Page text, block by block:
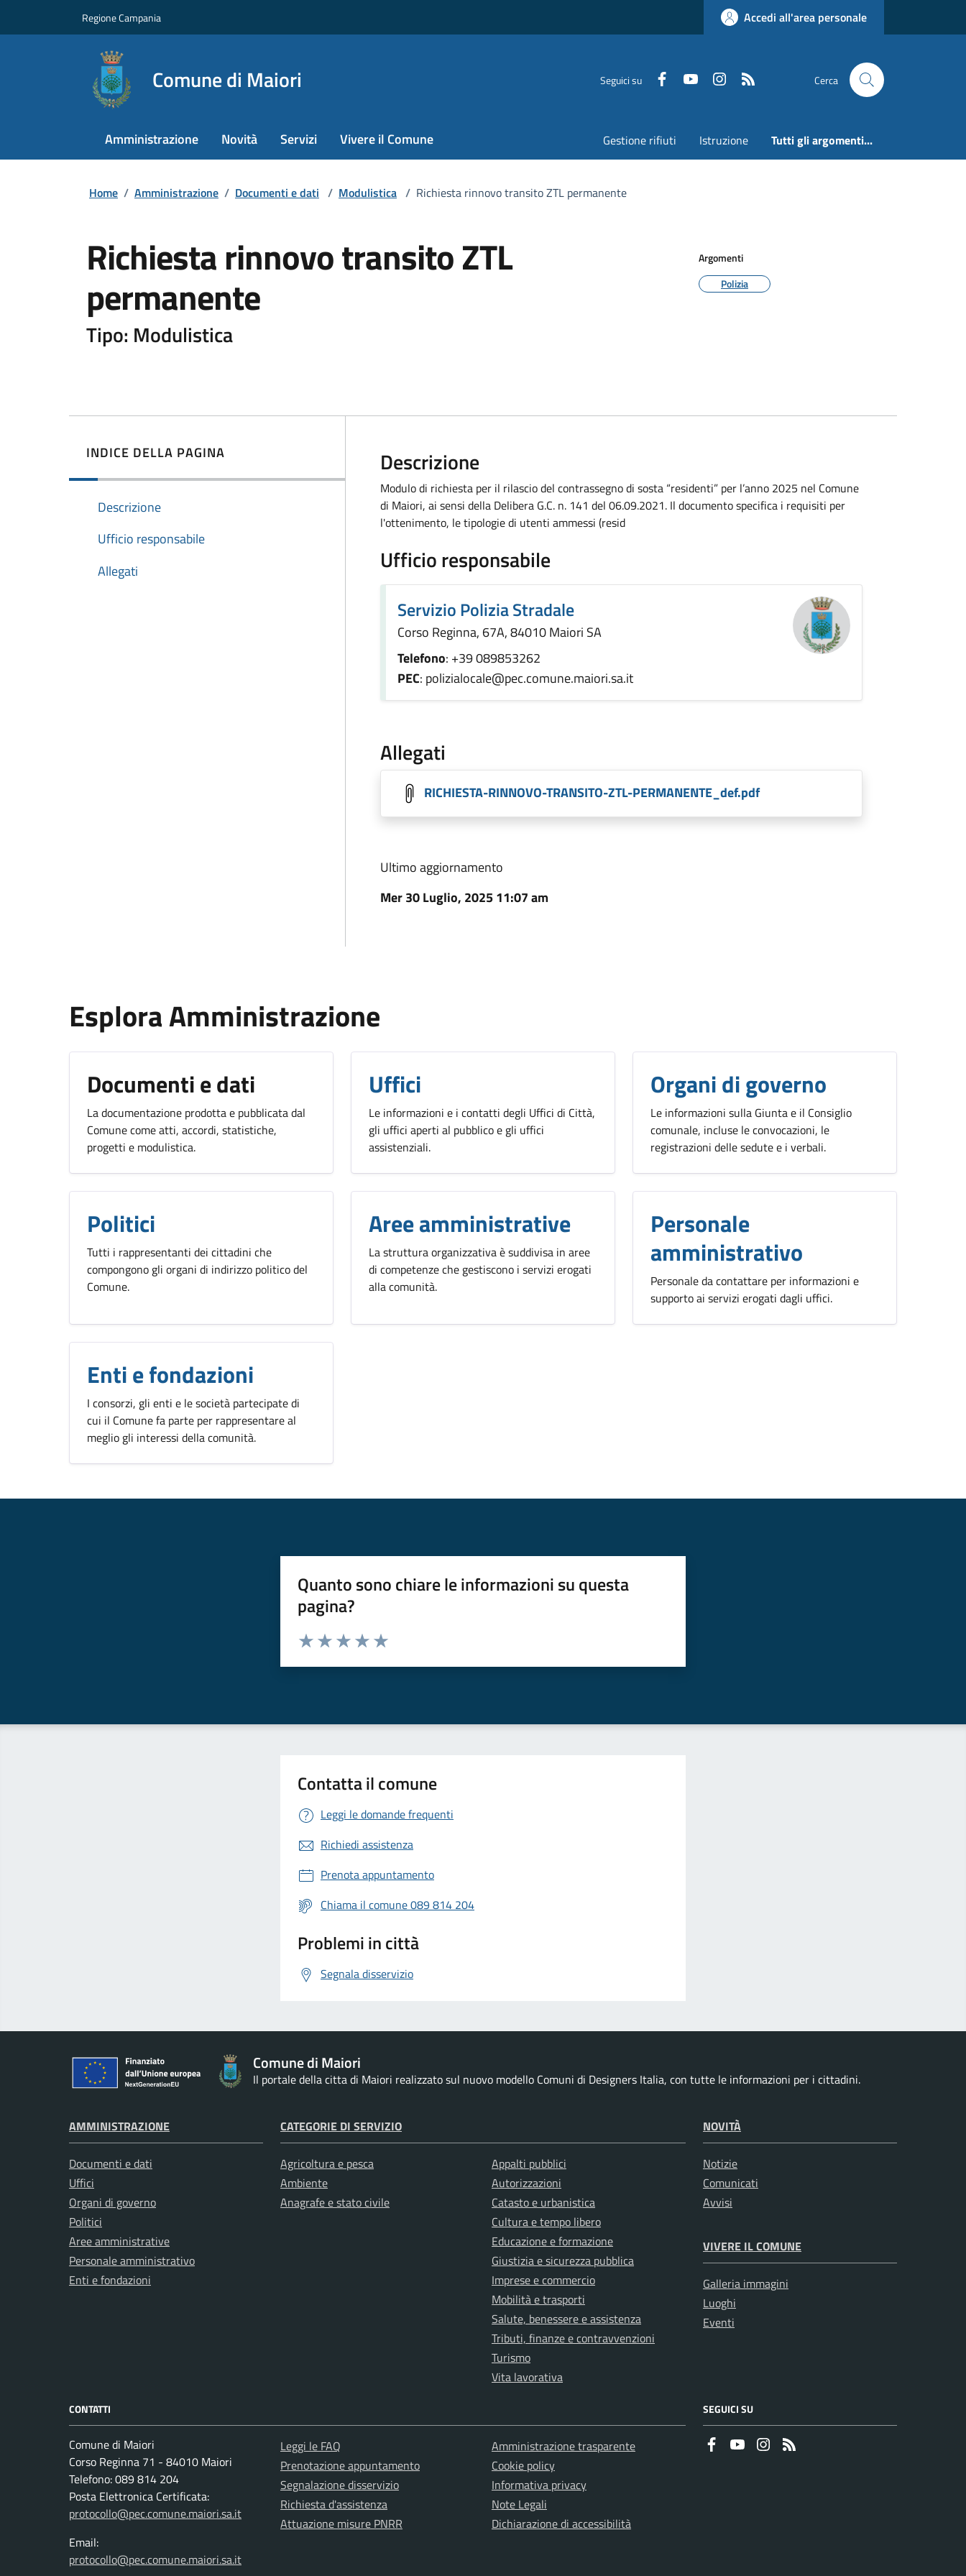
Regione Campania Accedi all'area personale
Comune di Maiori Seguici su FaceboookYoutubeInstagram Cerca
Amministrazione Novità Servizi Vivere il Comune Gestione rifiuti Istruzione Tutti gli argomenti...
Home / Amministrazione / Documenti e dati / Modulistica / Richiesta rinnovo transito ZTL permanente
Richiesta rinnovo transito ZTL
permanente
Tipo: Modulistica
Argomenti
Polizia
INDICE DELLA PAGINA
Descrizione
Ufficio responsabile
Allegati
Descrizione
Modulo di richiesta per il rilascio del contrassegno di sosta “residenti” per l’anno 2025 nel Comune
di Maiori, ai sensi della Delibera G.C. n. 141 del 06.09.2021. Il documento specifica i requisiti per
l'ottenimento, le tipologie di utenti ammessi (resid
Ufficio responsabile
Servizio Polizia Stradale
Corso Reginna, 67A, 84010 Maiori SA
Telefono: +39 089853262
PEC: polizialocale@pec.comune.maiori.sa.it
Allegati
RICHIESTA-RINNOVO-TRANSITO-ZTL-PERMANENTE_def.pdf
Ultimo aggiornamento
Mer 30 Luglio, 2025 11:07 am
Esplora Amministrazione
Documenti e dati
La documentazione prodotta e pubblicata dal
Comune come atti, accordi, statistiche,
progetti e modulistica.
Uffici
Le informazioni e i contatti degli Uffici di Città,
gli uffici aperti al pubblico e gli uffici
assistenziali.
Organi di governo
Le informazioni sulla Giunta e il Consiglio
comunale, incluse le convocazioni, le
registrazioni delle sedute e i verbali.
Politici
Tutti i rappresentanti dei cittadini che
compongono gli organi di indirizzo politico del
Comune.
Aree amministrative
La struttura organizzativa è suddivisa in aree
di competenze che gestiscono i servizi erogati
alla comunità.
Personale
amministrativo
Personale da contattare per informazioni e
supporto ai servizi erogati dagli uffici.
Enti e fondazioni
I consorzi, gli enti e le società partecipate di
cui il Comune fa parte per rappresentare al
meglio gli interessi della comunità.
Quanto sono chiare le informazioni su questa
pagina?
Valuta da 1 a 5 stelle la pagina
Contatta il comune
Leggi le domande frequenti
Richiedi assistenza
Prenota appuntamento
Chiama il comune 089 814 204
Problemi in città
Segnala disservizio
Comune di Maiori
Il portale della citta di Maiori realizzato sul nuovo modello Comuni di Designers Italia, con tutte le informazioni per i cittadini.
AMMINISTRAZIONE
Documenti e dati
Uffici
Organi di governo
Politici
Aree amministrative
Personale amministrativo
Enti e fondazioni
CATEGORIE DI SERVIZIO
Agricoltura e pesca
Ambiente
Anagrafe e stato civile
Appalti pubblici
Autorizzazioni
Catasto e urbanistica
Cultura e tempo libero
Educazione e formazione
Giustizia e sicurezza pubblica
Imprese e commercio
Mobilità e trasporti
Salute, benessere e assistenza
Tributi, finanze e contravvenzioni
Turismo
Vita lavorativa
NOVITÀ
Notizie
Comunicati
Avvisi
VIVERE IL COMUNE
Galleria immagini
Luoghi
Eventi
CONTATTI
Comune di Maiori
Corso Reginna 71 - 84010 Maiori
Telefono: 089 814 204
Posta Elettronica Certificata:
protocollo@pec.comune.maiori.sa.it
Email:
protocollo@pec.comune.maiori.sa.it
Leggi le FAQ
Prenotazione appuntamento
Segnalazione disservizio
Richiesta d'assistenza
Attuazione misure PNRR
Amministrazione trasparente
Cookie policy
Informativa privacy
Note Legali
Dichiarazione di accessibilità
SEGUICI SU
FaceboookYoutubeInstagram